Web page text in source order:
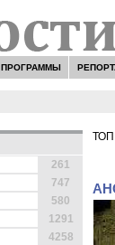
ПРОГРАММЫ
261
747
580
1291
4258
ТОП